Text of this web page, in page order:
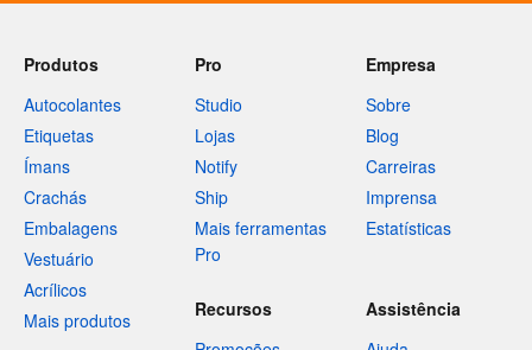
Produtos
Autocolantes
Etiquetas
Ímans
Crachás
Embalagens
Vestuário
Acrílicos
Mais produtos
Pro
Studio
Lojas
Notify
Ship
Mais ferramentas
Pro
Empresa
Sobre
Blog
Carreiras
Imprensa
Estatísticas
Recursos
Assistência